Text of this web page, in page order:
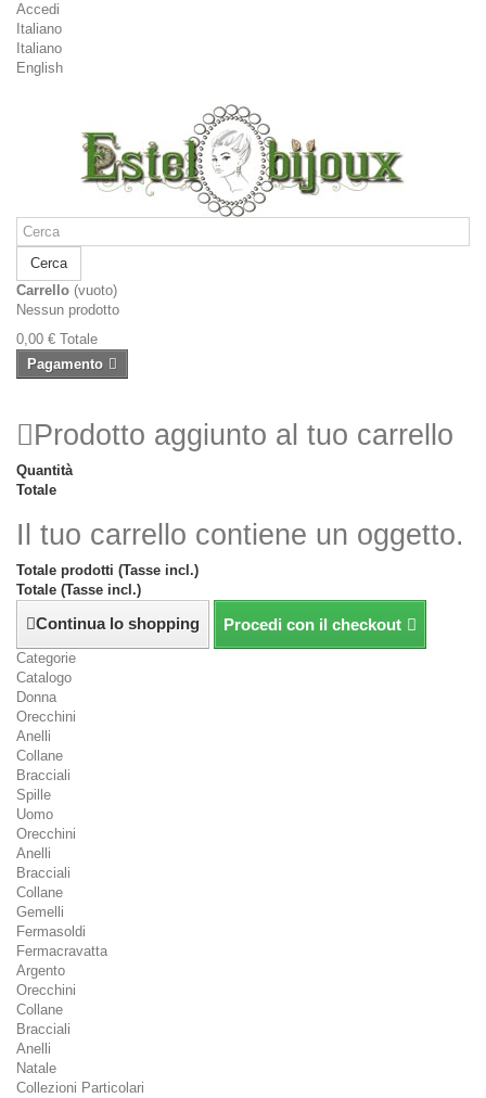
Accedi
Italiano
Italiano
English
Cerca
Carrello (vuoto)
Nessun prodotto
0,00 € Totale
Pagamento
Prodotto aggiunto al tuo carrello
Quantità
Totale
Il tuo carrello contiene un oggetto.
Totale prodotti (Tasse incl.)
Totale (Tasse incl.)
Continua lo shopping Procedi con il checkout
Categorie
Catalogo
Donna
Orecchini
Anelli
Collane
Bracciali
Spille
Uomo
Orecchini
Anelli
Bracciali
Collane
Gemelli
Fermasoldi
Fermacravatta
Argento
Orecchini
Collane
Bracciali
Anelli
Natale
Collezioni Particolari